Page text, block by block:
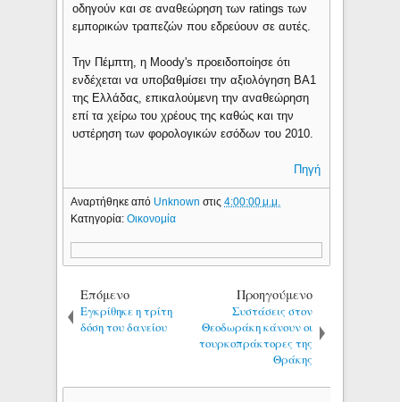
οδηγούν και σε αναθεώρηση των ratings των
εμπορικών τραπεζών που εδρεύουν σε αυτές.
Την Πέμπτη, η Moody's προειδοποίησε ότι
ενδέχεται να υποβαθμίσει την αξιολόγηση BΑ1
της Ελλάδας, επικαλούμενη την αναθεώρηση
επί τα χείρω του χρέους της καθώς και την
υστέρηση των φορολογικών εσόδων του 2010.
Πηγή
Αναρτήθηκε από Unknownστις4:00:00 μ.μ.
Κατηγορία:Οικονομία
Επόμενο
Eγκρίθηκε η τρίτη
δόση του δανείου
Προηγούμενο
Συστάσεις στον
Θεοδωράκη κάνουν οι
τουρκοπράκτορες της
Θράκης